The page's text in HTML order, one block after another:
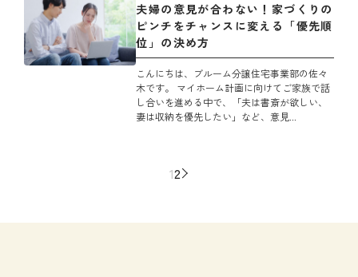
夫婦の意見が合わない！家づくりの
ピンチをチャンスに変える「優先順
位」の決め方
こんにちは、ブルーム分譲住宅事業部の佐々
木です。 マイホーム計画に向けてご家族で話
し合いを進める中で、「夫は書斎が欲しい、
妻は収納を優先したい」など、意見...
12>